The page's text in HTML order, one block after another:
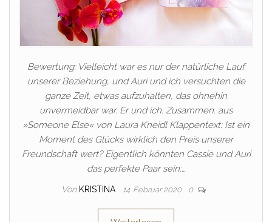
Bewertung: Vielleicht war es nur der natürliche Lauf
unserer Beziehung, und Auri und ich versuchten die
ganze Zeit, etwas aufzuhalten, das ohnehin
unvermeidbar war. Er und ich. Zusammen. aus
»Someone Else« von Laura Kneidl Klappentext: Ist ein
Moment des Glücks wirklich den Preis unserer
Freundschaft wert? Eigentlich könnten Cassie und Auri
das perfekte Paar sein:…
Von KRISTINA 14. Februar 2020 0